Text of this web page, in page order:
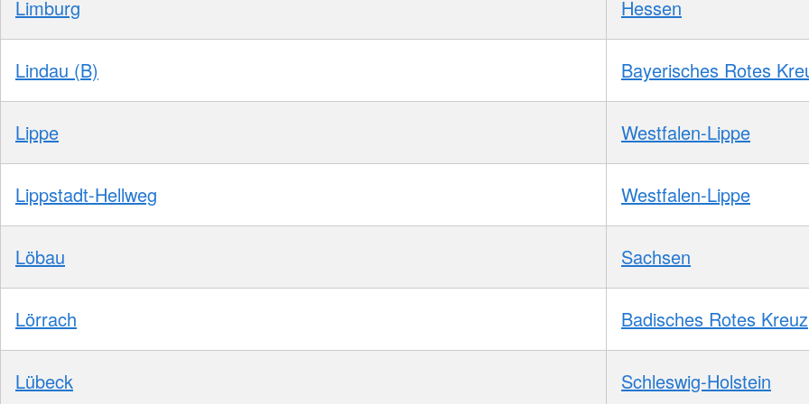
Limburg Hessen
Lindau (B) Bayerisches Rotes
Lippe Westfalen-Lippe
Lippstadt-Hellweg Westfalen-Lippe
Löbau Sachsen
Lörrach Badisches Rotes Kreuz
Lübeck Schleswig-Holstein